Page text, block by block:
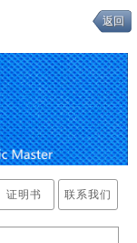
返回
证明书 联系我们